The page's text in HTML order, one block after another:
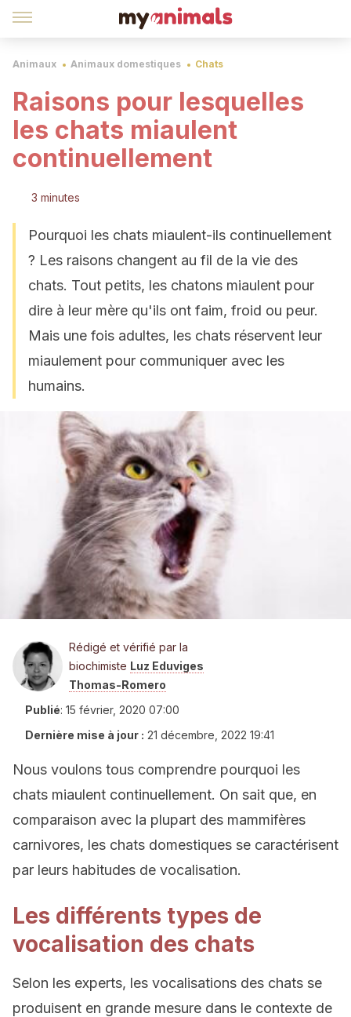
Animaux Animaux domestiques Chats
Raisons pour lesquelles
les chats miaulent
continuellement
3 minutes
Pourquoi les chats miaulent-ils continuellement
? Les raisons changent au fil de la vie des
chats. Tout petits, les chatons miaulent pour
dire à leur mère qu'ils ont faim, froid ou peur.
Mais une fois adultes, les chats réservent leur
miaulement pour communiquer avec les
humains.
Rédigé et vérifié par la
biochimiste Luz Eduviges
Thomas-Romero
Publié: 15 février, 2020 07:00
Dernière mise à jour : 21 décembre, 2022 19:41
Nous voulons tous comprendre pourquoi les
chats miaulent continuellement. On sait que, en
comparaison avec la plupart des mammifères
carnivores, les chats domestiques se caractérisent
par leurs habitudes de vocalisation.
Les différents types de
vocalisation des chats
Selon les experts, les vocalisations des chats se
produisent en grande mesure dans le contexte de